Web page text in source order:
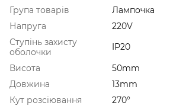
Група товарів
Лампочка
Напруга
220V
Ступінь захисту
оболочки
IP20
Висота
50mm
Довжина
13mm
Кут розсіювання
270°